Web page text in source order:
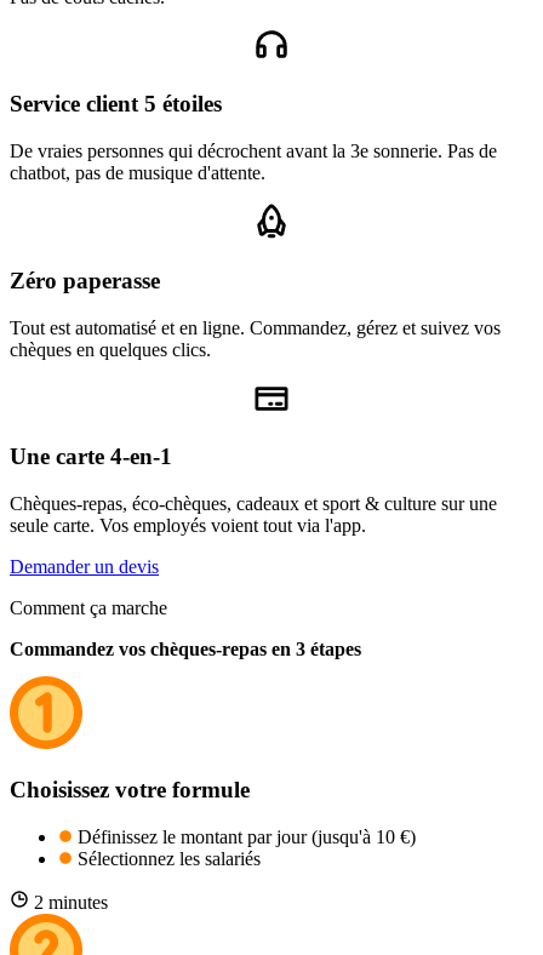
Service client 5 étoiles
De vraies personnes qui décrochent avant la 3e sonnerie. Pas de
chatbot, pas de musique d'attente.
Zéro paperasse
Tout est automatisé et en ligne. Commandez, gérez et suivez vos
chèques en quelques clics.
Une carte 4-en-1
Chèques-repas, éco-chèques, cadeaux et sport & culture sur une
seule carte. Vos employés voient tout via l'app.
Demander un devis
Comment ça marche
Commandez vos chèques-repas en 3 étapes
Choisissez votre formule
Définissez le montant par jour (jusqu'à 10 €)
Sélectionnez les salariés
2 minutes